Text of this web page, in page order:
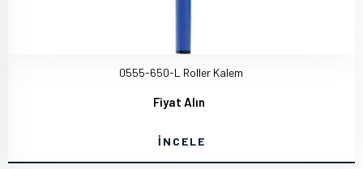
0555-650-L Roller Kalem
Fiyat Alın
İNCELE